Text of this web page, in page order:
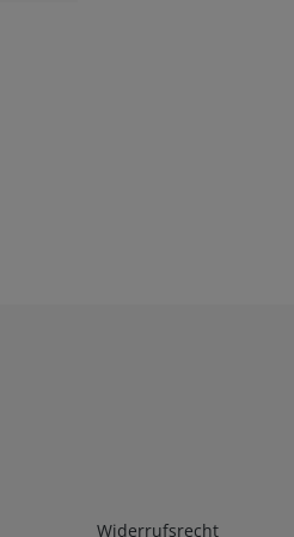
Infos 2
Widerrufsrecht